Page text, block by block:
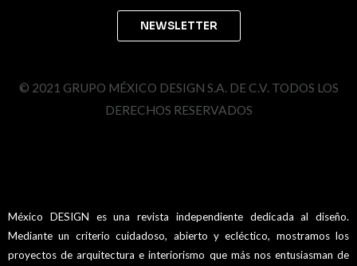
© 2021 GRUPO MÉXICO DESIGN S.A. DE C.V. TODOS LOS
DERECHOS RESERVADOS
México DESIGN es una revista independiente dedicada al diseño.
Mediante un criterio cuidadoso, abierto y ecléctico, mostramos los
proyectos de arquitectura e interiorismo que más nos entusiasman de